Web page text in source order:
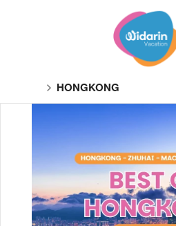
HONGKONG